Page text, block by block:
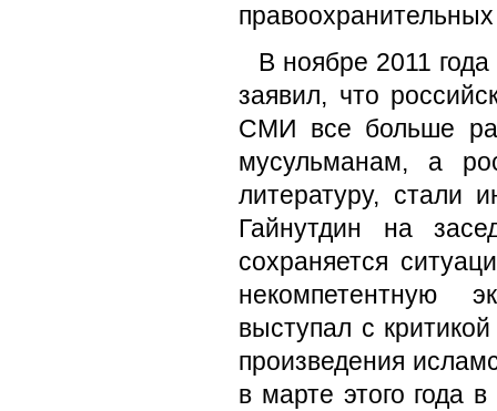
правоохранительных
В ноябре 2011
заявил, что
СМИ все больше
мусульманам, а
литературу, стали
Гайнутдин на
сохраняется
некомпетентную
выступал с
произведения
в марте этого года